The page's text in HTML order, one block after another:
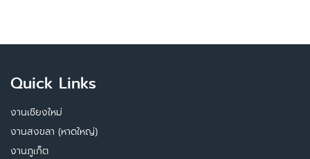
Quick Links
งานเชียงใหม่
งานสงขลา (หาดใหญ่)
งานภูเก็ต